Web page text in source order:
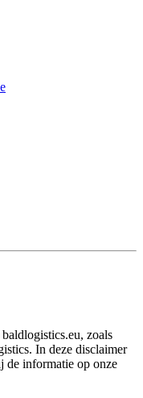
zoals
In deze disclaimer
de informatie op onze